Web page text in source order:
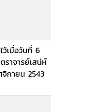
เมื่อวันที่ 6
าจารย์เสน่ห์
จิกายน 2543